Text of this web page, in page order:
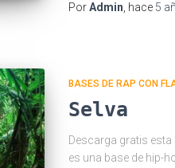
PorAdmin , hace 5
BASES DE RAP CON
Selva
Descarga gratis
es una base de hip-